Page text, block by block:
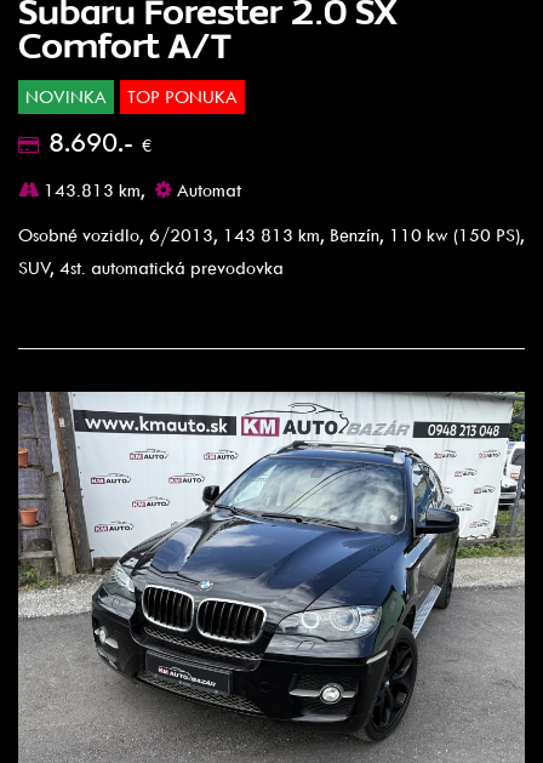
Comfort A/T
NOVINKA TOP PONUKA
8.690.- €
143.813 km,
Automat
Osobné vozidlo, 6/2013, 143 813 km, Benzín, 110 kw (150 PS),
SUV, 4st. automatická prevodovka